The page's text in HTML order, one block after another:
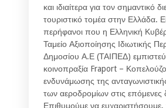
και ιδιαίτερα για τον σημαντικό
τουριστικό τομέα στην Ελλάδα.
περήφανοι που η Ελληνική
Ταμείο Αξιοποίησης Ιδιωτικής
Δημοσίου Α.Ε (ΤΑΙΠΕΔ)
κοινοπραξία Fraport –
ενδυνάμωσης της
των αεροδρομίων στις επόμενες
Επιθυμούμε να